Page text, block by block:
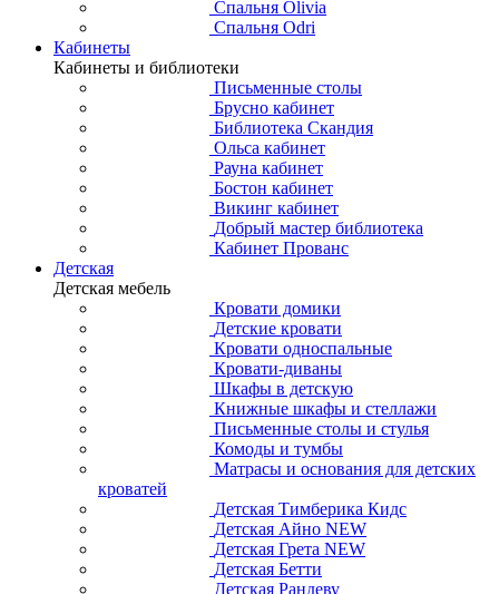
Спальня Olivia
Спальня Odri
Кабинеты
Кабинеты и библиотеки
Письменные столы
Брусно кабинет
Библиотека Скандия
Ольса кабинет
Рауна кабинет
Бостон кабинет
Викинг кабинет
Добрый мастер библиотека
Кабинет Прованс
Детская
Детская мебель
Кровати домики
Детские кровати
Кровати односпальные
Кровати-диваны
Шкафы в детскую
Книжные шкафы и стеллажи
Письменные столы и стулья
Комоды и тумбы
Матрасы и основания для детских
кроватей
Детская Тимберика Кидс
Детская Айно NEW
Детская Грета NEW
Детская Бетти
Детская Рандеву